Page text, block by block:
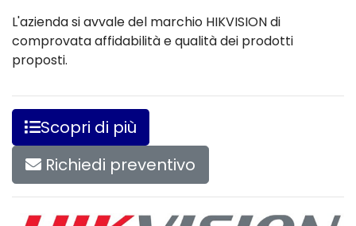
L'azienda si avvale del marchio HIKVISION di
comprovata affidabilità e qualità dei prodotti
proposti.
Scopri di più
Richiedi preventivo